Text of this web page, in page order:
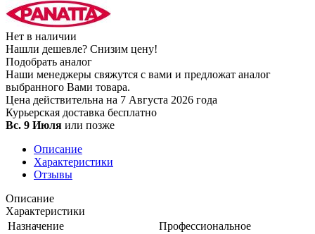
Нет в наличии
Нашли дешевле? Снизим цену!
Подобрать аналог
Наши менеджеры свяжутся с вами и предложат аналог
выбранного Вами товара.
Цена действительна на 7 Августа 2026 года
Курьерская доставка бесплатно
Вс. 9 Июля или позже
Описание
Характеристики
Отзывы
Описание
Характеристики
Назначение
Профессиональное